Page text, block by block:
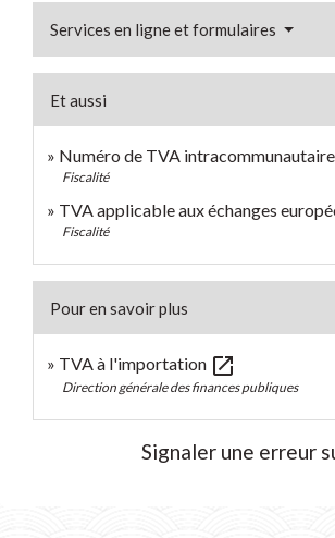
Services en ligne et formulaires
Et aussi
Numéro de TVA intracommunautaire
Fiscalité
TVA applicable aux échanges
Fiscalité
Pour en savoir plus
TVA à l'importation open_in_new
Direction générale des finances publiques
Signaler une erreur